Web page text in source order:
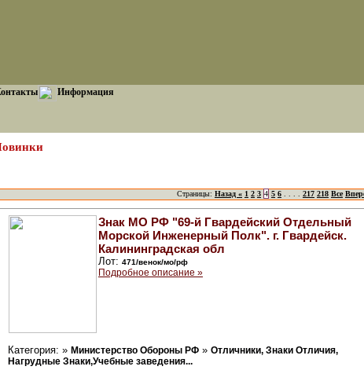
Информация
Страницы: Назад « 1 2 3 4 5 6 217 218 Все
Знак МО РФ "69-й Гвардейский Отдельный
Морской Инженерный Полк". г. Гвардейск.
Калининградская обл
Лот: 471/венок/мо/рф
Подробное описание »
Категория: » Министерство Обороны РФ » Отличники, Знаки Отличия,
Нагрудные Знаки,Учебные заведения...